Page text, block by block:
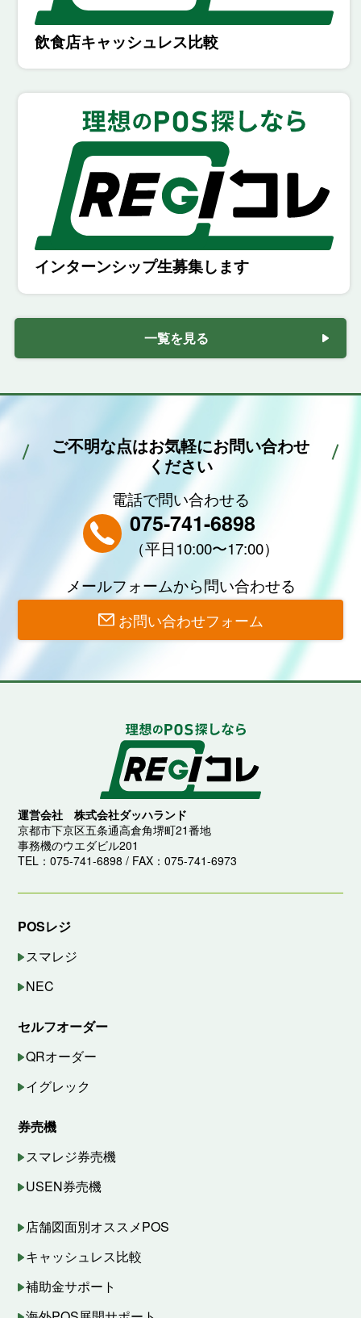
飲食店キャッシュレス比較
インターンシップ生募集します
一覧を見る
ご不明な点はお気軽にお問い合わせ
ください
電話で問い合わせる
075-741-6898
（平日10:00〜17:00）
メールフォームから問い合わせる
お問い合わせフォーム
運営会社 株式会社ダッハランド
京都市下京区五条通高倉角堺町21番地
事務機のウエダビル201
TEL：075-741-6898 / FAX：075-741-6973
POSレジ
スマレジ
NEC
セルフオーダー
QRオーダー
イグレック
券売機
スマレジ券売機
USEN券売機
店舗図面別オススメPOS
キャッシュレス比較
補助金サポート